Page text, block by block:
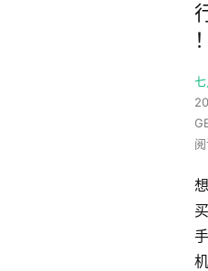
想
买
手
机